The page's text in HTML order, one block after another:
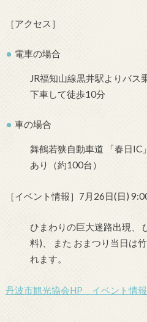
［アクセス］
電車の場合
JR福知山線黒井駅よりバ
下車して徒歩10分
車の場合
舞鶴若狭自動車道 「春日
あり（約100台）
［イベント情報］7月26日(日)
ひまわりの巨大迷路出現、
料)、 また おまつり当日は
れます。
丹波市観光協会HP イベント情報